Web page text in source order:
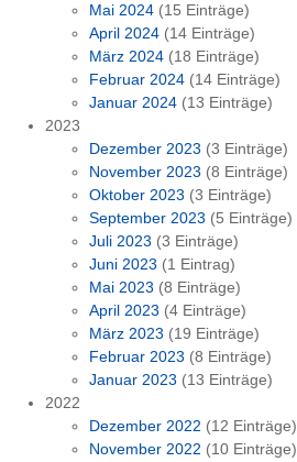
Mai 2024 (15 Einträge)
April 2024 (14 Einträge)
März 2024 (18 Einträge)
Februar 2024 (14 Einträge)
Januar 2024 (13 Einträge)
2023
Dezember 2023 (3 Einträge)
November 2023 (8 Einträge)
Oktober 2023 (3 Einträge)
September 2023 (5 Einträge)
Juli 2023 (3 Einträge)
Juni 2023 (1 Eintrag)
Mai 2023 (8 Einträge)
April 2023 (4 Einträge)
März 2023 (19 Einträge)
Februar 2023 (8 Einträge)
Januar 2023 (13 Einträge)
2022
Dezember 2022 (12 Einträge)
November 2022 (10 Einträge)